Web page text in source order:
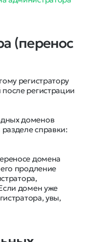
(перенос
регистратору
регистрации
доменов
справки:
домена
продление
домен уже
увы,